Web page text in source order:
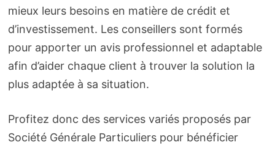
mieux leurs besoins en matière de crédit et
d’investissement. Les conseillers sont formés
pour apporter un avis professionnel et adaptable
afin d’aider chaque client à trouver la solution la
plus adaptée à sa situation.
Profitez donc des services variés proposés par
Société Générale Particuliers pour bénéficier